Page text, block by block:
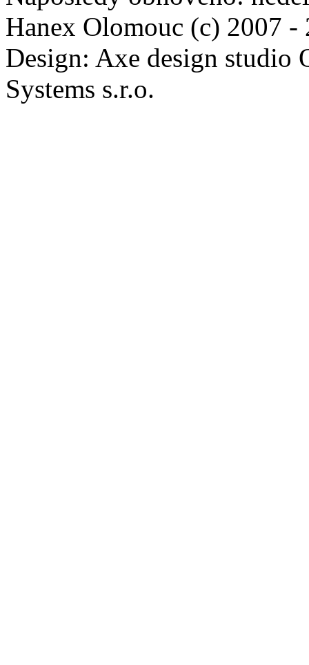
Hanex Olomouc (c) 2007 -
Design: Axe design studio
Systems s.r.o.